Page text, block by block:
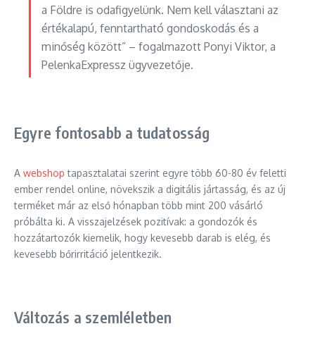
a Földre is odafigyelünk. Nem kell választani az
értékalapú, fenntartható gondoskodás és a
minőség között” – fogalmazott Ponyi Viktor, a
PelenkaExpressz ügyvezetője.
Egyre fontosabb a tudatosság
A webshop tapasztalatai szerint egyre több 60-80 év feletti
ember rendel online, növekszik a digitális jártasság, és az új
terméket már az első hónapban több mint 200 vásárló
próbálta ki. A visszajelzések pozitívak: a gondozók és
hozzátartozók kiemelik, hogy kevesebb darab is elég, és
kevesebb bőrirritáció jelentkezik.
Változás a szemléletben